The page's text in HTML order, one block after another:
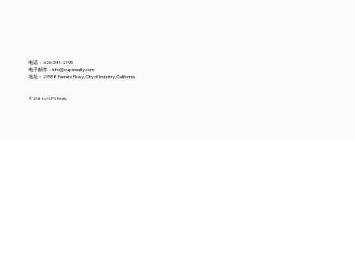
© 2026 by CUPS Realty
电话： 626-341-2195
电子邮件： info@cupsrealty.com
地址：21558 Ferrero Pkwy, City of Industry, California